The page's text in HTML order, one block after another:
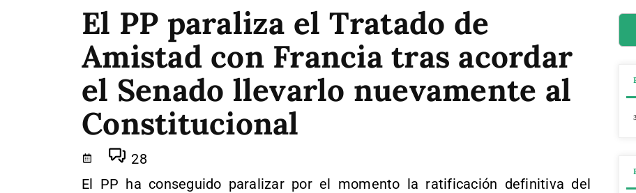
El PP paraliza el Tratado de
Amistad con Francia tras acordar
el Senado llevarlo nuevamente al
Constitucional
28
El PP ha conseguido paralizar por el momento la ratificación definitiva del